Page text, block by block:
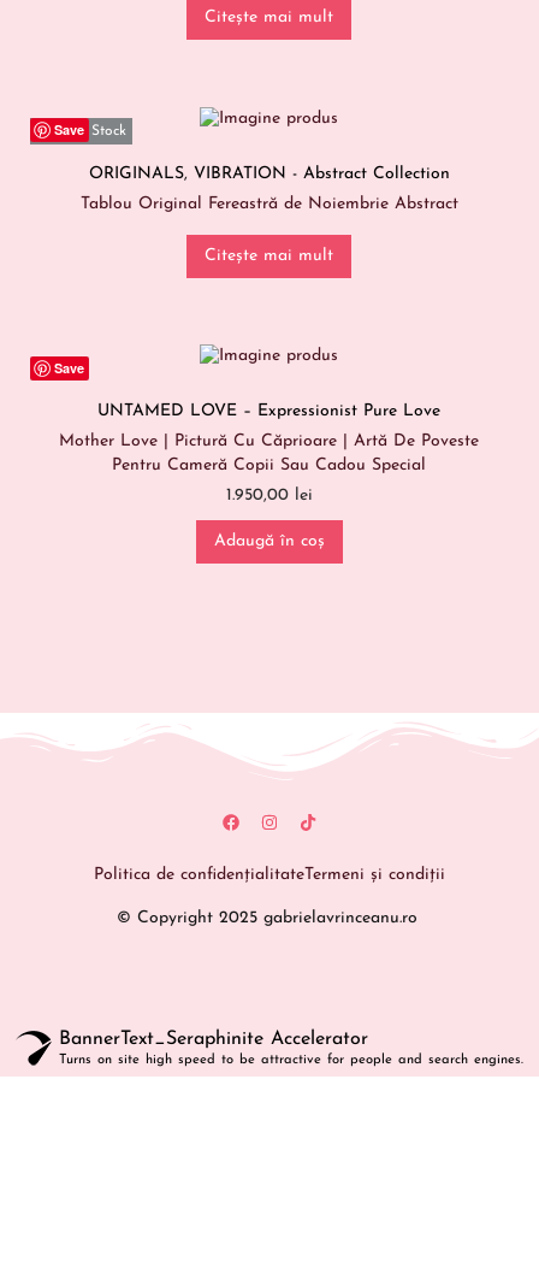
Citește mai mult
Save
Out Of Stock
ORIGINALS, VIBRATION - Abstract Collection
Tablou Original Fereastră de Noiembrie Abstract
Citește mai mult
Save
UNTAMED LOVE – Expressionist Pure Love
Mother Love | Pictură Cu Căprioare | Artă De Poveste
Pentru Cameră Copii Sau Cadou Special
1.950,00 lei
Adaugă în coș
Politica de confidențialitateTermeni și condiții
© Copyright 2025 gabrielavrinceanu.ro
BannerText_Seraphinite Accelerator
Turns on site high speed to be attractive for people and search engines.